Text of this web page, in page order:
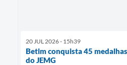
20 JUL 2026 - 15h39
Betim conquista 45
do JEMG